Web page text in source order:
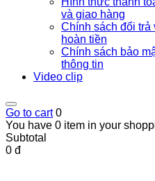
và giao hàng
Chính sách đổi trả
hoàn tiền
Chính sách bảo
thông tin
Video clip
Go to cart 0
You have 0 item in your
Subtotal
0 đ